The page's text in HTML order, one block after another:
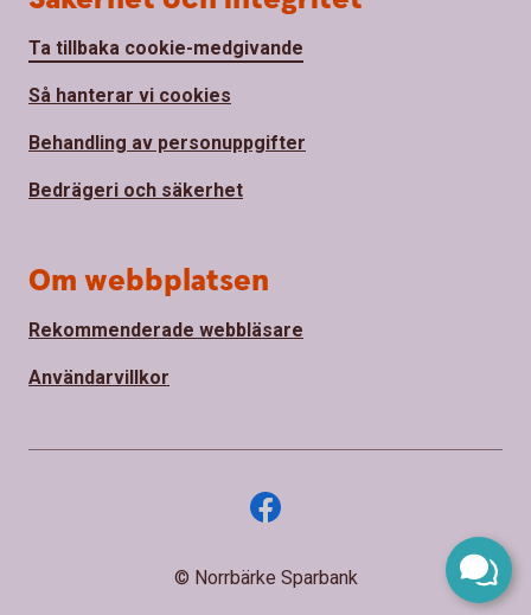
Ta tillbaka cookie-medgivande
Så hanterar vi cookies
Behandling av personuppgifter
Bedrägeri och säkerhet
Om webbplatsen
Rekommenderade webbläsare
Användarvillkor
© Norrbärke Sparbank